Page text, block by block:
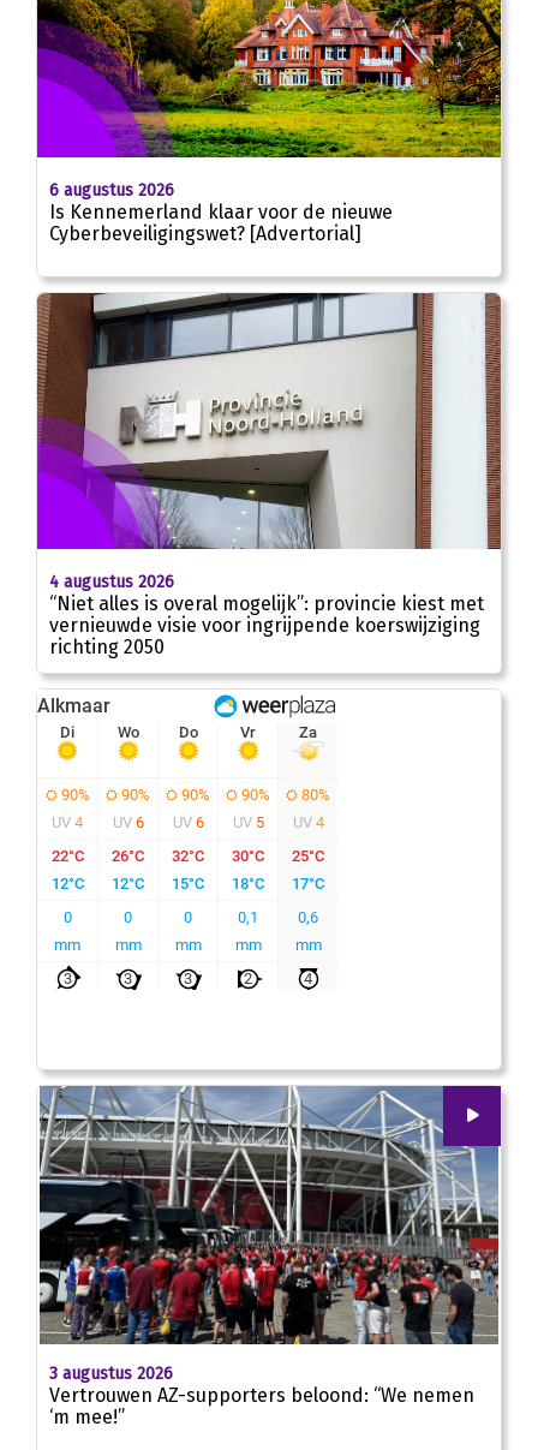
6 augustus 2026
Is Kennemerland klaar voor de nieuwe
Cyberbeveiligingswet? [Advertorial]
4 augustus 2026
“Niet alles is overal mogelijk”: provincie kiest met
vernieuwde visie voor ingrijpende koerswijziging
richting 2050
00:
3 augustus 2026
Vertrouwen AZ-supporters beloond: “We nemen
‘m mee!”